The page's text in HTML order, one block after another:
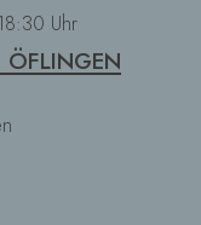
Uhr
ÖFLINGEN